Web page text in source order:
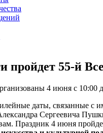
пройдет 55-й
4 июня с 10:00
даты, связанные с
Сергеевича
Праздник 4 июня